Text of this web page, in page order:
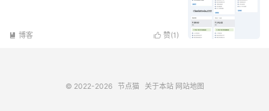
 赞(1 )
 博客
© 2022-2026 节点猫 关于本站 网站地图